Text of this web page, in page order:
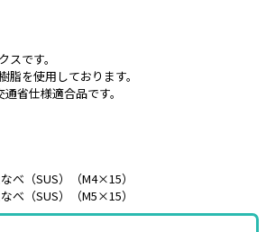
です。
を使用しております。
省仕様適合品です。
べ（SUS）（M4×15）
べ（SUS）（M5×15）